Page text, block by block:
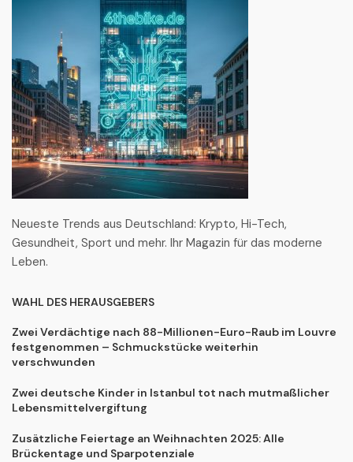
Neueste Trends aus Deutschland: Krypto, Hi-Tech,
Gesundheit, Sport und mehr. Ihr Magazin für das moderne
Leben.
WAHL DES HERAUSGEBERS
Zwei Verdächtige nach 88-Millionen-Euro-Raub im Louvre
festgenommen – Schmuckstücke weiterhin
verschwunden
Zwei deutsche Kinder in Istanbul tot nach mutmaßlicher
Lebensmittelvergiftung
Zusätzliche Feiertage an Weihnachten 2025: Alle
Brückentage und Sparpotenziale